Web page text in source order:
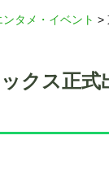
ンタメ・イベント >
クス正式